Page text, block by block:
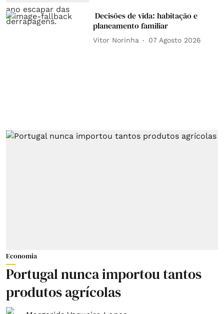
Decisões de vida: habitação e
planeamento familiar
Vítor Norinha 07 Agosto 2026
Economia
Portugal nunca importou tantos
produtos agrícolas